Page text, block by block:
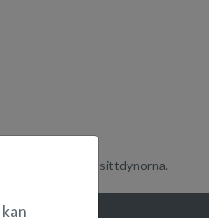
de egentliga sittdynorna.